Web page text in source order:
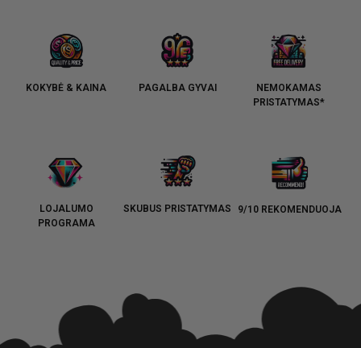
KOKYBĖ & KAINA PAGALBA GYVAI
NEMOKAMAS
PRISTATYMAS*
LOJALUMO
PROGRAMA
SKUBUS PRISTATYMAS 9/10 REKOMENDUOJA